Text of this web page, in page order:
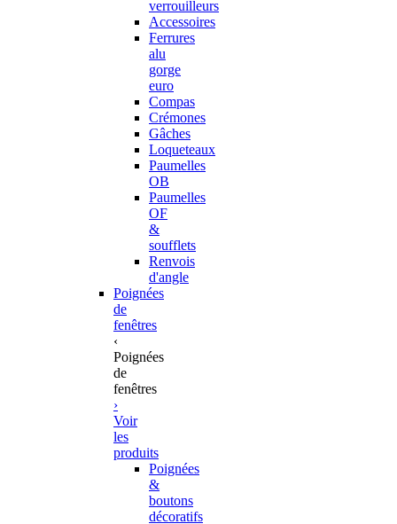
verrouilleurs
Accessoires
Ferrures
alu
gorge
euro
Compas
Crémones
Gâches
Loqueteaux
Paumelles
OB
Paumelles
OF
&
soufflets
Renvois
d'angle
Poignées
de
fenêtres
‹
Poignées
de
fenêtres
›
Voir
les
produits
Poignées
&
boutons
décoratifs